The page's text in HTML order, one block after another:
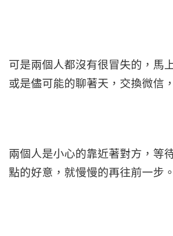
可是兩個人都沒有很冒失的，馬
或是儘可能的聊著天，交換微信
兩個人是小心的靠近著對方，等
點的好意，就慢慢的再往前一步。